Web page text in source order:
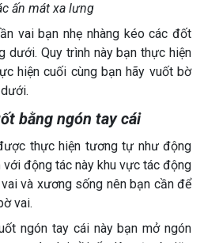
ấn mát xa lưng
vai bạn nhẹ nhàng kéo các đốt
dưới. Quy trình này bạn thực hiện
hiện cuối cùng bạn hãy vuốt bờ
bằng ngón tay cái
thực hiện tương tự như động
với động tác này khu vực tác động
và xương sống nên bạn cần để
vai.
ngón tay cái này bạn mở ngón